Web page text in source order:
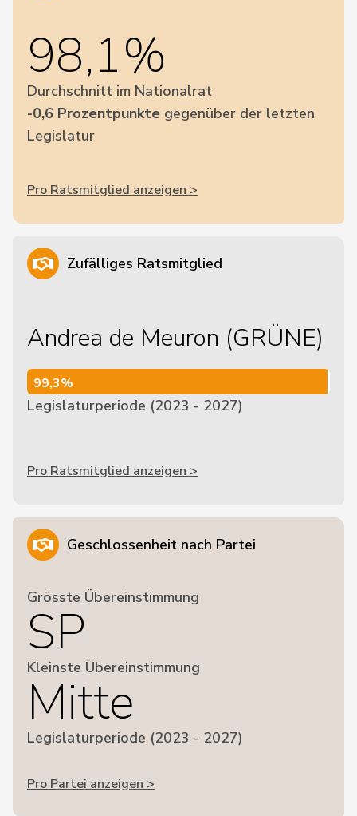
98,1%
Durchschnitt im Nationalrat
-0,6 Prozentpunkte gegenüber der letzten
Legislatur
Pro Ratsmitglied anzeigen >
Zufälliges Ratsmitglied
Andrea de Meuron (GRÜNE)
99,3%
99,3%
Legislaturperiode (2023 - 2027)
Pro Ratsmitglied anzeigen >
Geschlossenheit nach Partei
Grösste Übereinstimmung
SP
Kleinste Übereinstimmung
Mitte
Legislaturperiode (2023 - 2027)
Pro Partei anzeigen >